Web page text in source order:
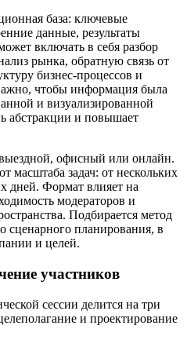
база: ключевые
данные, результаты
включать в себя разбор
рынка, обратную связь от
бизнес-процессов и
чтобы информация была
и визуализированной
абстракции и повышает
офисный или онлайн.
масштаба задач: от нескольких
дней. Формат влияет на
модераторов и
Подбирается метод
сценарного планирования, в
и целей.
участников
сессии делится на три
и проектирование